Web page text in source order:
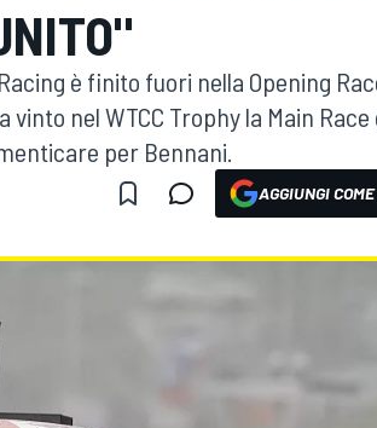
è finito fuori nella Opening
nel WTCC Trophy la Main
per Bennani.
AGGIUNGI